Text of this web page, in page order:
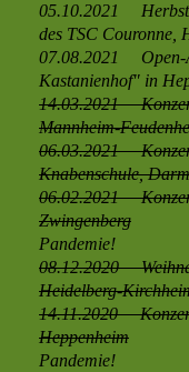
05.10.2021
des TSC Couronne,
07.08.2021 Open-
Kastanienhof" in
14.03.2021
Mannheim-
06.03.2021
Knabenschule,
06.02.2021Konzert
Zwingenberg -
Pandemie!
08.12.2020
Heidelberg-
14.11.2020Konzert
Heppenheim -
Pandemie!